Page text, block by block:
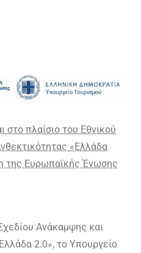
στο πλαίσιο του Εθνικού
«Ελλάδα
της Ευρωπαϊκής Ένωσης
Ανάκαμψης και
2.0», το Υπουργείο